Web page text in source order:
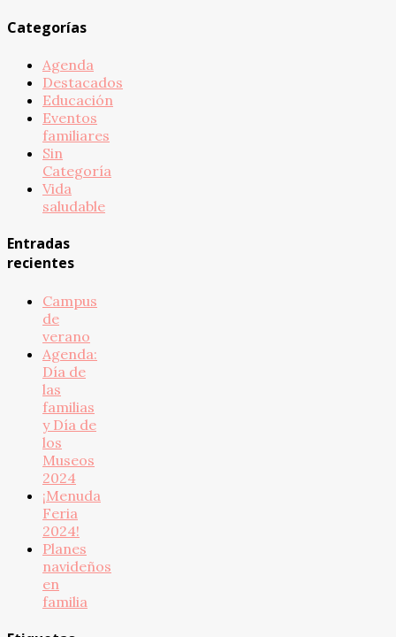
Categorías
Agenda
Destacados
Educación
Eventos
familiares
Sin
Categoría
Vida
saludable
Entradas
recientes
Campus
de
verano
Agenda:
Día de
las
familias
y Día de
los
Museos
2024
¡Menuda
Feria
2024!
Planes
navideños
en
familia